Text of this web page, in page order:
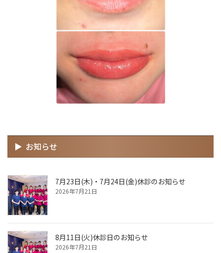
お知らせ
7月23日(木)・7月24日(金)休診のお知らせ
2026年7月21日
8月11日(火)休診日のお知らせ
2026年7月21日